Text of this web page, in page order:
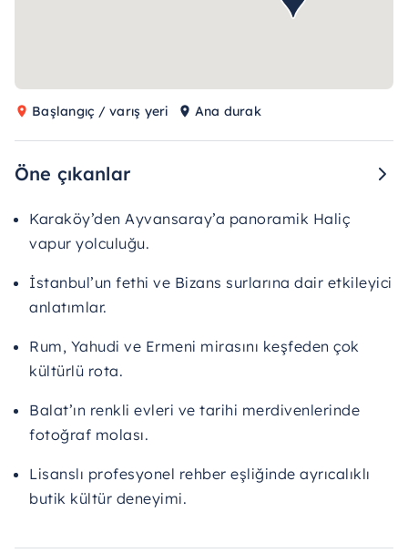
Başlangıç / varış yeri Ana durak
Öne çıkanlar
Karaköy’den Ayvansaray’a panoramik Haliç
vapur yolculuğu.
İstanbul’un fethi ve Bizans surlarına dair etkileyici
anlatımlar.
Rum, Yahudi ve Ermeni mirasını keşfeden çok
kültürlü rota.
Balat’ın renkli evleri ve tarihi merdivenlerinde
fotoğraf molası.
Lisanslı profesyonel rehber eşliğinde ayrıcalıklı
butik kültür deneyimi.